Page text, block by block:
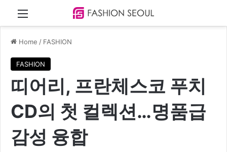
Menu
Home / FASHION
FASHION
띠어리, 프란체스코 푸치
CD의 첫 컬렉션…명품급
감성 융합